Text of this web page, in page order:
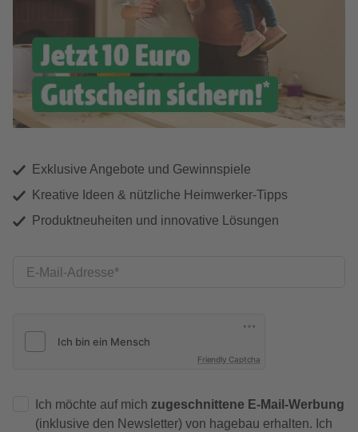
Exklusive Angebote und Gewinnspiele
Kreative Ideen & nützliche Heimwerker-Tipps
Produktneuheiten und innovative Lösungen
E-Mail-Adresse
Friendly Captcha
Ich möchte auf mich zugeschnittene E-Mail-Werbung
(inklusive den Newsletter) von hagebau erhalten. Ich